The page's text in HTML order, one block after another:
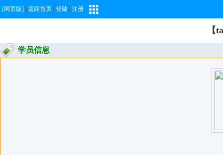
[网页版] 返回首页 登陆 注册
【
学员信息